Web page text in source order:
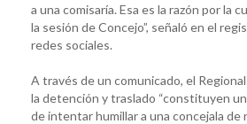
a una comisaría. Esa es la razón por la
la sesión de Concejo”, señaló en el
redes sociales.
A través de un comunicado, el
la detención y traslado “constituyen
de intentar humillar a una concejala de